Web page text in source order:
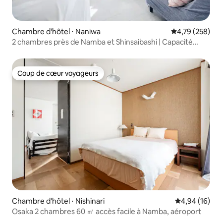
Chambre d'hôtel ⋅ Naniwa Évaluation
4,79 (258)
2 chambres près de Namba et Shinsaibashi | Capacité
Coup de cœur voyageurs
Coup de cœur voyageurs
Chambre d'hôtel ⋅ Nishinari Évaluation
4,94 (16)
Osaka 2 chambres 60 ㎡ accès facile à Namba, aéroport